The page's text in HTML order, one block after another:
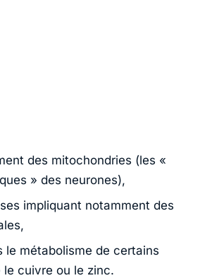
des mitochondries (les «
» des neurones),
impliquant notamment des
le métabolisme de certains
le cuivre ou le zinc.